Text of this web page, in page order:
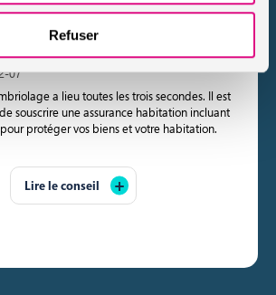
Refuser
la garantie vol de l’assurance
07
a lieu toutes les trois secondes. Il est
souscrire une assurance habitation incluant
protéger vos biens et votre habitation.
Lire le conseil